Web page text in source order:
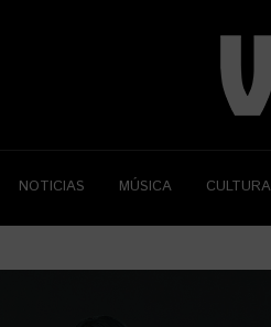
NOTICIAS MÚSICA CULTURA